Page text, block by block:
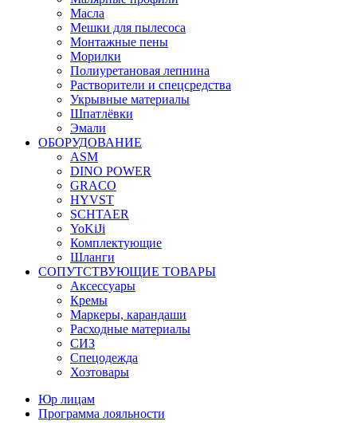
Масла
Мешки для пылесоса
Монтажные пены
Морилки
Полиуретановая лепнина
Растворители и спецсредства
Укрывные материалы
Шпатлёвки
Эмали
ОБОРУДОВАНИЕ
ASM
DINO POWER
GRACO
HYVST
SCHTAER
YoKiJi
Комплектующие
Шланги
СОПУТСТВУЮЩИЕ ТОВАРЫ
Аксессуары
Кремы
Маркеры, карандаши
Расходные материалы
СИЗ
Спецодежда
Хозтовары
Юр лицам
Программа лояльности